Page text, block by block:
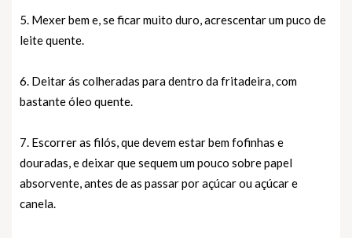
5. Mexer bem e, se ficar muito duro, acrescentar um puco de
leite quente.
6. Deitar ás colheradas para dentro da fritadeira, com
bastante óleo quente.
7. Escorrer as filós, que devem estar bem fofinhas e
douradas, e deixar que sequem um pouco sobre papel
absorvente, antes de as passar por açúcar ou açúcar e
canela.